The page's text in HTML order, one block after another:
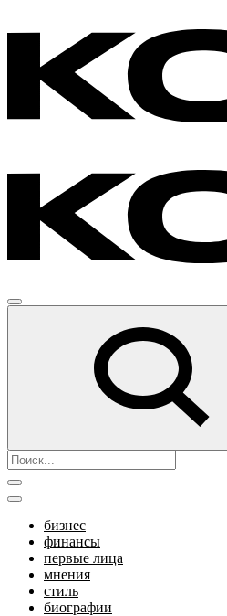
бизнес
финансы
первые лица
мнения
стиль
биографии